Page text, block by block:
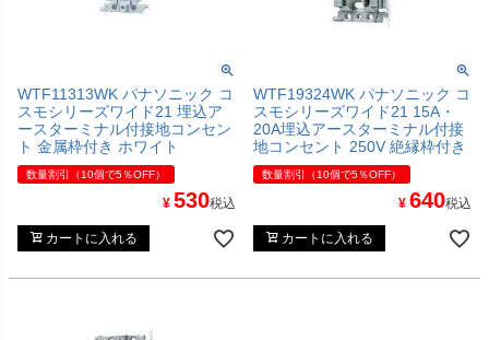
WTF11313WK パナソニック コ
スモシリーズワイド21 埋込ア
ースターミナル付接地コンセン
ト 金属枠付き ホワイト
数量割引（10個で5％OFF）
¥ 530税込
カートに入れる
WTF19324WK パナソニック コ
スモシリーズワイド21 15A・
20A埋込アースターミナル付接
地コンセント 250V 絶縁枠付き
数量割引（10個で5％OFF）
¥ 640税込
カートに入れる